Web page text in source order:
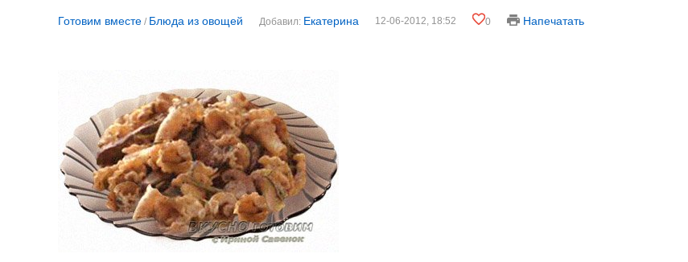
Готовим вместе / Блюда из овощей Добавил: Екатерина 12-06-2012, 18:52 0 Напечатать